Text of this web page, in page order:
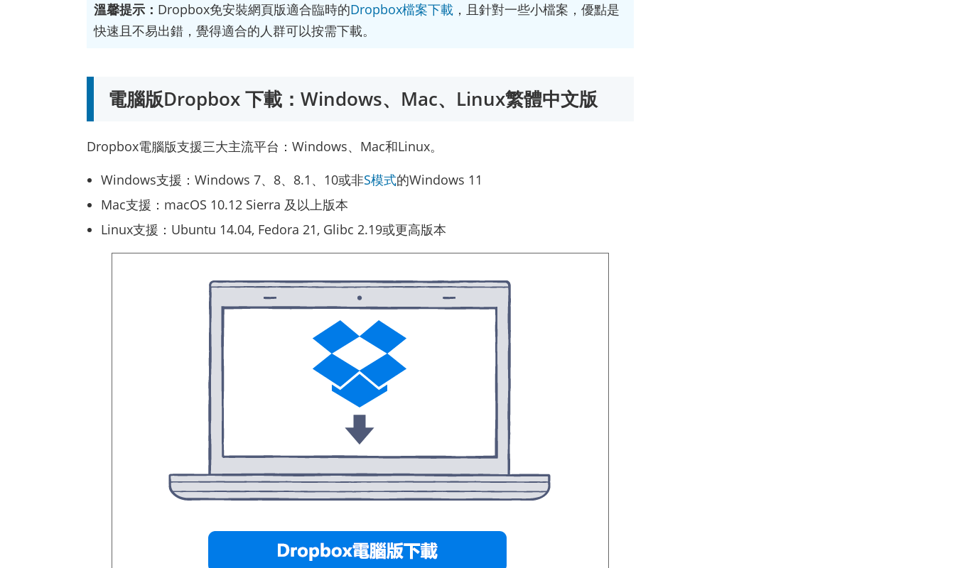
溫馨提示： Dropbox免安裝網頁版適合臨時的Dropbox檔案下載 ，且針對一些小檔案，優點是
快速且不易出錯，覺得適合的人群可以按需下載。
電腦版Dropbox 下載：Windows、Mac、Linux繁體中文版
Dropbox電腦版支援三大主流平台：Windows、Mac和Linux。
Windows支援：Windows 7、8、8.1、10或非S模式的Windows 11
Mac支援：macOS 10.12 Sierra 及以上版本
Linux支援：Ubuntu 14.04, Fedora 21, Glibc 2.19或更高版本